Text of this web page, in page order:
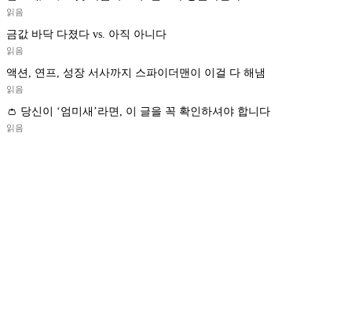
읽음
금값 바닥 다졌다 vs. 아직 아니다
읽음
액션, 연프, 성장 서사까지 스파이더맨이 이걸 다 해냄
읽음
👛 당신이 ‘엄미새’라면, 이 글을 꼭 확인하셔야 합니다
읽음